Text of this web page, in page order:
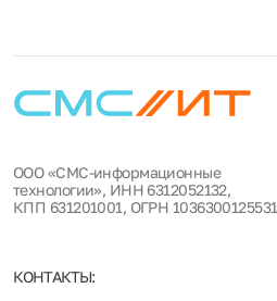
ООО «СМС-информационные
технологии», ИНН 6312052132,
КПП 631201001, ОГРН 1036300125531
КОНТАКТЫ: